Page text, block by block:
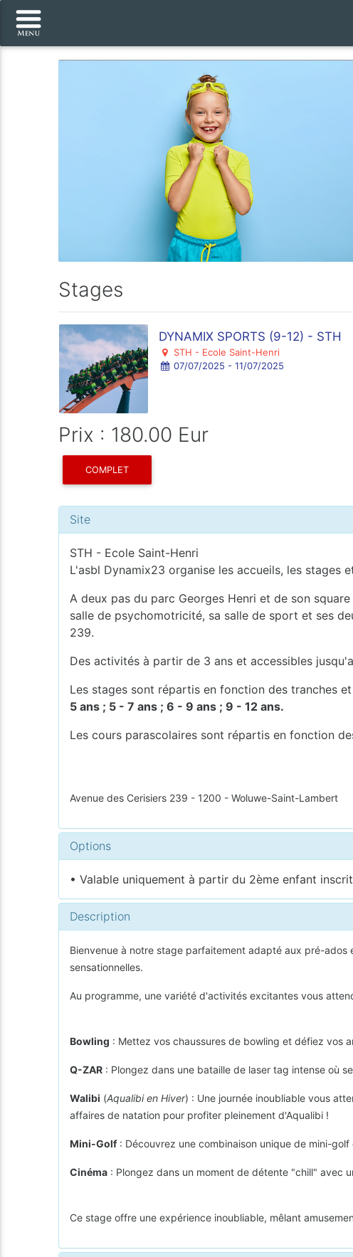
Stages
DYNAMIX SPORTS (9-12) - STH
STH - Ecole Saint-Henri
07/07/2025 - 11/07/2025
Prix : 180.00 Eur
COMPLET
Site
STH - Ecole Saint-Henri
L'asbl Dynamix23 organise les accueils, les
A deux pas du parc Georges Henri et de son
salle de psychomotricité, sa salle de sport et ses
239.
Des activités à partir de 3 ans et accessibles
Les stages sont répartis en fonction des tranches
5 ans ; 5 - 7 ans ; 6 - 9 ans ; 9 - 12 ans.
Les cours parascolaires sont répartis en fonction
Avenue des Cerisiers 239 - 1200 - Woluwe-Saint-Lambert
Options
• Valable uniquement à partir du 2ème enfant
Description
Bienvenue à notre stage parfaitement adapté aux pré-
sensationnelles.
Au programme, une variété d'activités excitantes vous
Bowling : Mettez vos chaussures de bowling et défiez vos
Q-ZAR : Plongez dans une bataille de laser tag intense où
Walibi (Aqualibi en Hiver) : Une journée inoubliable vous
affaires de natation pour profiter pleinement d'Aqualibi !
Mini-Golf: Découvrez une combinaison unique de mini-
Cinéma : Plongez dans un moment de détente "chill" avec
Ce stage offre une expérience inoubliable, mêlant